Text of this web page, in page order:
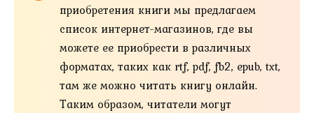
приобретения книги мы предлагаем
список интернет-магазинов, где вы
можете ее приобрести в различных
форматах, таких как rtf, pdf, fb2, epub, txt,
там же можно читать книгу онлайн.
Таким образом, читатели могут